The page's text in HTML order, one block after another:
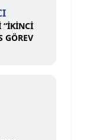
“İKİNCİ
GÖREV